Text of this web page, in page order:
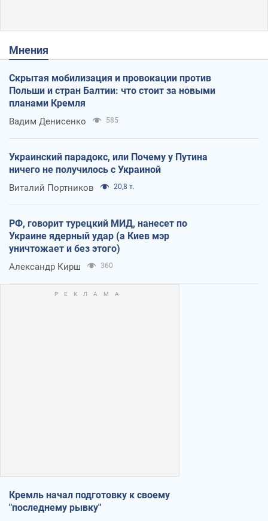
Мнения
Скрытая мобилизация и провокации против
Польши и стран Балтии: что стоит за новыми
планами Кремля
Вадим Денисенко 585
Украинский парадокс, или Почему у Путина
ничего не получилось с Украиной
Виталий Портников 20,8 т.
РФ, говорит турецкий МИД, нанесет по
Украине ядерный удар (а Киев мэр
уничтожает и без этого)
Александр Кирш 360
Кремль начал подготовку к своему
"последнему рывку"